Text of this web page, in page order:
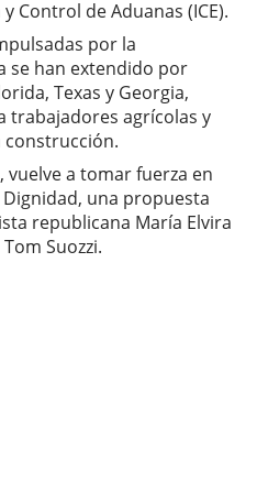
Control de Aduanas (ICE).
por la
se han extendido por
Texas y Georgia,
trabajadores agrícolas y
construcción.
vuelve a tomar fuerza en
una propuesta
republicana María Elvira
Suozzi.